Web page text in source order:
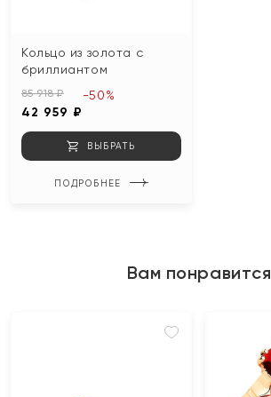
Кольцо из золота с
бриллиантом
85 918 ₽
42 959 ₽
-50%
ВЫБРАТЬ
ПОДРОБНЕЕ
Вам понравится